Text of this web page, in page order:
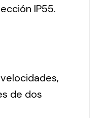
IP55.
de dos